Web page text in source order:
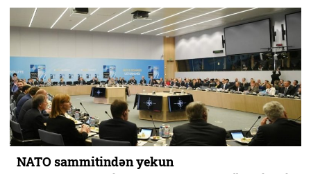
NATO sammitindən yekun